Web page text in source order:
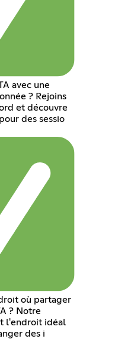
avec une
? Rejoins
et découvre
des sessio
où partager
? Notre
l'endroit idéal
des i